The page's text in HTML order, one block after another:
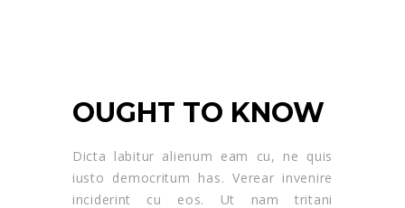
OUGHT TO KNOW
Dicta labitur alienum eam cu, ne quis
iusto democritum has. Verear invenire
inciderint cu eos. Ut nam tritani